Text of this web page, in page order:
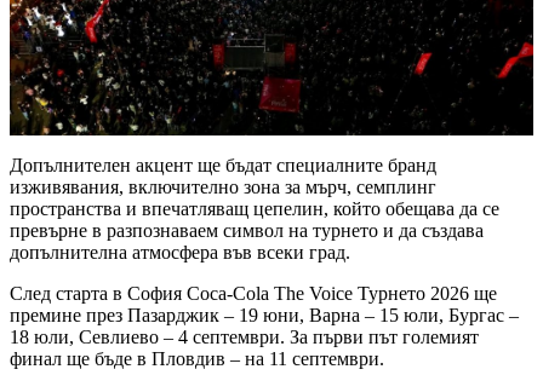
Допълнителен акцент ще бъдат специалните бранд
изживявания, включително зона за мърч, семплинг
пространства и впечатляващ цепелин, който обещава да се
превърне в разпознаваем символ на турнето и да създава
допълнителна атмосфера във всеки град.
След старта в София Coca-Cola The Voice Турнето 2026 ще
премине през Пазарджик – 19 юни, Варна – 15 юли, Бургас –
18 юли, Севлиево – 4 септември. За първи път големият
финал ще бъде в Пловдив – на 11 септември.